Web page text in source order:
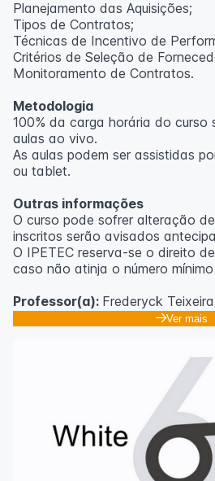
Planejamento das Aquisições;
Tipos de Contratos;
Técnicas de Incentivo de
Critérios de Seleção de
Monitoramento de Contratos.
Metodologia
100% da carga horária do curso
aulas ao vivo.
As aulas podem ser assistidas
ou tablet.
Outras informações
O curso pode sofrer alteração
inscritos serão avisados
O IPETEC reserva-se o direito
caso não atinja o número
Professor(a): Frederyck Teixeira
Ver mais